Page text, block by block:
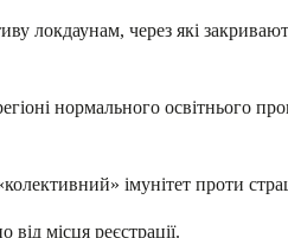
локдаунам, через які
нормального освітнього
імунітет проти
місця реєстрації.